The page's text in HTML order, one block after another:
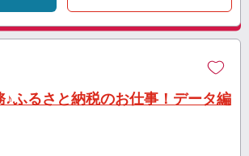
♪ふるさと納税のお仕事！データ編